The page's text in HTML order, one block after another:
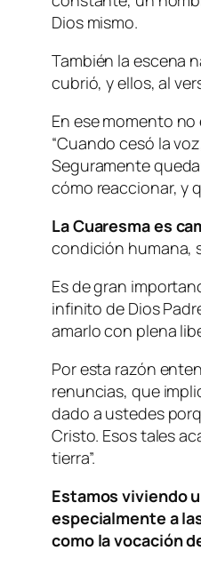
Dios mismo.
También la escena
cubrió, y ellos, al
En ese momento
“Cuando cesó la
Seguramente
cómo reaccionar, y
La Cuaresma es
condición humana,
Es de gran
infinito de Dios
amarlo con plena
Por esta razón
renuncias, que
dado a ustedes
Cristo. Esos tales
tierra”.
Estamos viviendo
especialmente a
como la vocación